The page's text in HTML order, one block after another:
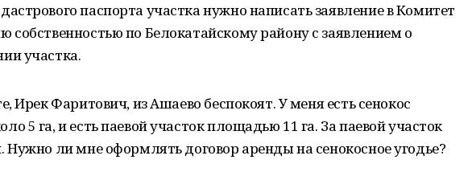
паспорта участка нужно написать заявление в Комитет
собственностью по Белокатайскому району с заявлением о
участка.
Ирек Фаритович, из Ашаево беспокоят. У меня есть сенокос
5 га, и есть паевой участок площадью 11 га. За паевой участок
Нужно ли мне оформлять договор аренды на сенокосное угодье?